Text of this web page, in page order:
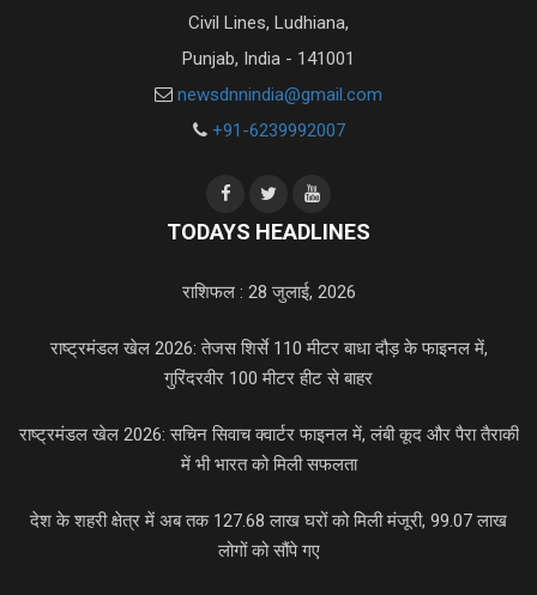
Civil Lines, Ludhiana,
Punjab, India - 141001
newsdnnindia@gmail.com
+91-6239992007
TODAYS HEADLINES
राशिफल : 28 जुलाई, 2026
राष्ट्रमंडल खेल 2026: तेजस शिर्से 110 मीटर बाधा दौड़ के फाइनल में,
गुरिंदरवीर 100 मीटर हीट से बाहर
राष्ट्रमंडल खेल 2026: सचिन सिवाच क्वार्टर फाइनल में, लंबी कूद और पैरा तैराकी
में भी भारत को मिली सफलता
देश के शहरी क्षेत्र में अब तक 127.68 लाख घरों को मिली मंजूरी, 99.07 लाख
लोगों को सौंपे गए